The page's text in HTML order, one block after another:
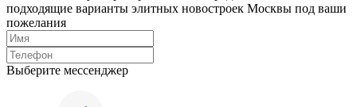
подходящие варианты элитных новостроек Москвы под ваши
пожелания
Выберите мессенджер